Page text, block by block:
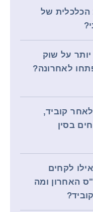
הכלכלית של
על שוק
לאחרונה?
קוביד,
בסין
לקחים
האחרון ומה